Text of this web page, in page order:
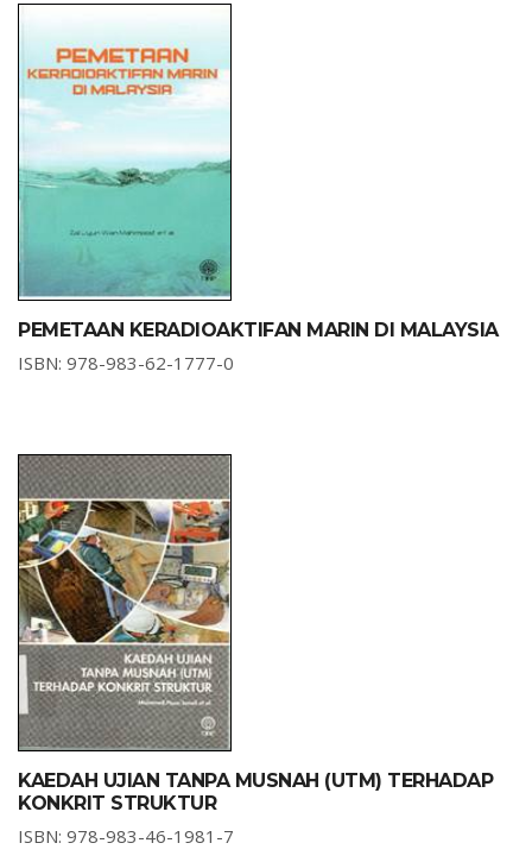
PEMETAAN KERADIOAKTIFAN MARIN DI MALAYSIA
ISBN: 978-983-62-1777-0
KAEDAH UJIAN TANPA MUSNAH (UTM) TERHADAP
KONKRIT STRUKTUR
ISBN: 978-983-46-1981-7